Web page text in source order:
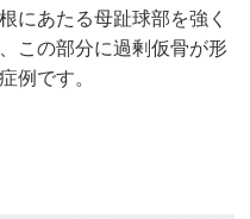
にあたる母趾球部を強く
この部分に過剰仮骨が形
例です。